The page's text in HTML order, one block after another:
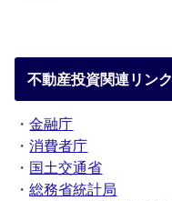
不動産投資関連リンク
・金融庁
・消費者庁
・ 国土交通省
・総務省統計局